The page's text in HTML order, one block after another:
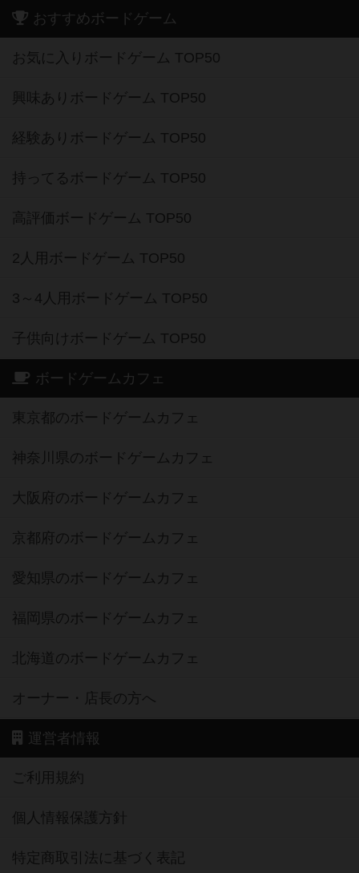
おすすめボードゲーム
お気に入りボードゲーム TOP50
興味ありボードゲーム TOP50
経験ありボードゲーム TOP50
持ってるボードゲーム TOP50
高評価ボードゲーム TOP50
2人用ボードゲーム TOP50
3～4人用ボードゲーム TOP50
子供向けボードゲーム TOP50
ボードゲームカフェ
東京都のボードゲームカフェ
神奈川県のボードゲームカフェ
大阪府のボードゲームカフェ
京都府のボードゲームカフェ
愛知県のボードゲームカフェ
福岡県のボードゲームカフェ
北海道のボードゲームカフェ
オーナー・店長の方へ
運営者情報
ご利用規約
個人情報保護方針
特定商取引法に基づく表記